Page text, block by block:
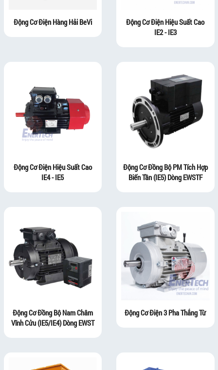
Động Cơ Điện Hàng Hải BeVi
Động Cơ Điện Hiệu Suất Cao
IE2 - IE3
Động Cơ Điện Hiệu Suất Cao
IE4 - IE5
Động Cơ Đồng Bộ PM Tích Hợp
Biến Tần (IE5) Dòng EWSTF
Động Cơ Đồng Bộ Nam Châm
Vĩnh Cửu (IE5/IE4) Dòng EWST
Động Cơ Điện 3 Pha Thắng Từ